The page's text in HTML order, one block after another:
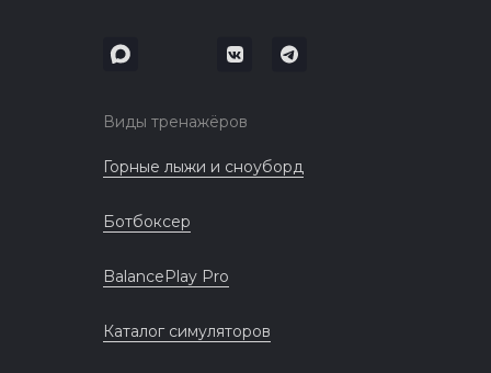
Виды тренажёров
Горные лыжи и сноуборд
Ботбоксер
BalancePlay Pro
Каталог симуляторов